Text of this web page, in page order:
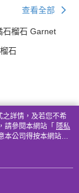
查看全部
石榴石 Garnet
石
之詳情，及若您不希
請參閱本網站「 隱私
本公司得按本網站使